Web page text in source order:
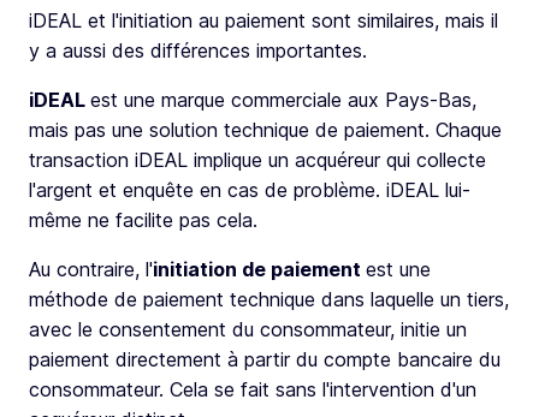
iDEAL et l'initiation au paiement sont similaires, mais il
y a aussi des différences importantes.
iDEAL est une marque commerciale aux Pays-Bas,
mais pas une solution technique de paiement. Chaque
transaction iDEAL implique un acquéreur qui collecte
l'argent et enquête en cas de problème. iDEAL lui-
même ne facilite pas cela.
Au contraire, l'initiation de paiement est une
méthode de paiement technique dans laquelle un tiers,
avec le consentement du consommateur, initie un
paiement directement à partir du compte bancaire du
consommateur. Cela se fait sans l'intervention d'un